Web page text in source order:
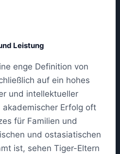
Leistung
enge Definition von
auf ein hohes
und intellektueller
Erfolg oft
für Familien und
und ostasiatischen
ist, sehen Tiger-Eltern